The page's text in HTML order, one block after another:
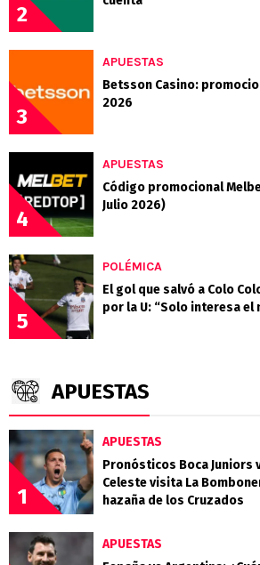
2
3
APUESTAS
Betsson Casino:
2026
4
APUESTAS
Código promocional
Julio 2026)
5
POLÉMICA
El gol que salvó a Colo
por la U: “Solo interesa el
APUESTAS
1
APUESTAS
Pronósticos Boca Juniors
Celeste visita La
hazaña de los Cruzados
APUESTAS